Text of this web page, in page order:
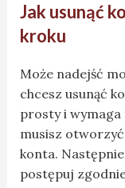
Jak usunąć
kroku
Może nadejść
chcesz usunąć
prosty i
musisz
konta.
postępuj